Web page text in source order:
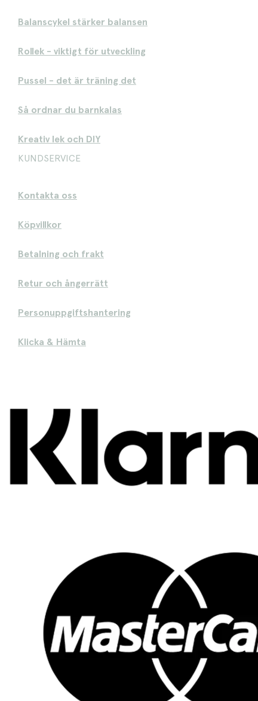
Balanscykel stärker balansen
Rollek - viktigt för utveckling
Pussel - det är träning det
Så ordnar du barnkalas
Kreativ lek och DIY
KUNDSERVICE
Kontakta oss
Köpvillkor
Betalning och frakt
Retur och ångerrätt
Personuppgiftshantering
Klicka & Hämta